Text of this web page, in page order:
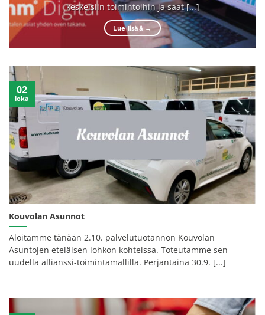
keskeisiin toimintoihin ja saat [...]
Lue lisää →
Kouvolan Asunnot
Aloitamme tänään 2.10. palvelutuotannon Kouvolan
Asuntojen eteläisen lohkon kohteissa. Toteutamme sen
uudella allianssi-toimintamallilla. Perjantaina 30.9. [...]
02
loka